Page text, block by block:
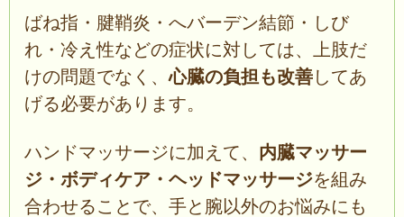
ばね指・腱鞘炎・へバーデン結節・しび
れ・冷え性などの症状に対しては、上肢だ
けの問題でなく、心臓の負担も改善してあ
げる必要があります。
ハンドマッサージに加えて、 内臓マッサー
ジ・ボディケア・ヘッドマッサージを組み
合わせることで、手と腕以外のお悩みにも